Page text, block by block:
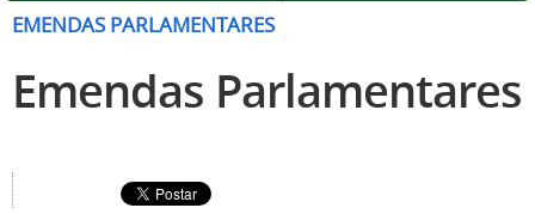
EMENDAS PARLAMENTARES
Emendas Parlamentares